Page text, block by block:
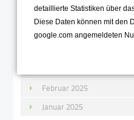
Juni 2025
Mai 2025
Februar 2025
Januar 2025
detaillierte Statistiken über
Diese Daten können mit den
google.com angemeldeten